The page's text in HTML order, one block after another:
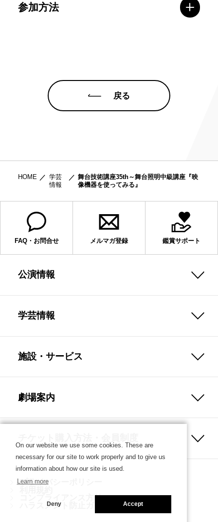
参加方法
戻る
HOME
学芸
情報
舞台技術講座35th～舞台照明中級講座『映
像機器を使ってみる』
FAQ・お問合せ メルマガ登録 鑑賞サポート
公演情報
学芸情報
施設・サービス
劇場案内
プライバシーポリシー
コンプライアンス方針
ハラスメント防止ガイドライン
On our website we use some cookies. These are
necessary for our site to work properly and to give us
information about how our site is used.
Learn more
Deny Accept